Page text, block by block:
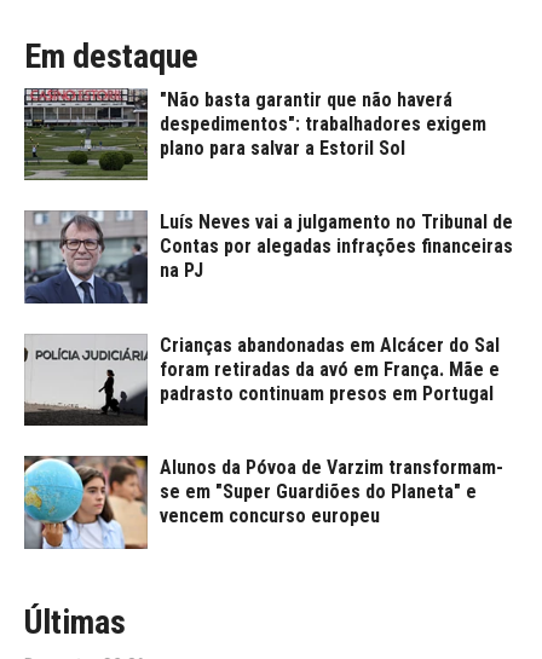
Em destaque
"Não basta garantir que não haverá
despedimentos": trabalhadores exigem
plano para salvar a Estoril Sol
Luís Neves vai a julgamento no Tribunal de
Contas por alegadas infrações financeiras
na PJ
Crianças abandonadas em Alcácer do Sal
foram retiradas da avó em França. Mãe e
padrasto continuam presos em Portugal
Alunos da Póvoa de Varzim transformam-
se em "Super Guardiões do Planeta" e
vencem concurso europeu
Últimas